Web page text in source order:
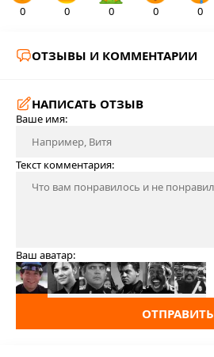
0 0 0 0 0
ОТЗЫВЫ И КОММЕНТАРИИ
НАПИСАТЬ ОТЗЫВ
Ваше имя:
Текст комментария:
Ваш аватар:
ОТПРАВИТЬ